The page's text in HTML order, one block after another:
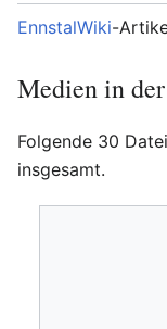
EnnstalWiki-
Medien in
Folgende 30
insgesamt.